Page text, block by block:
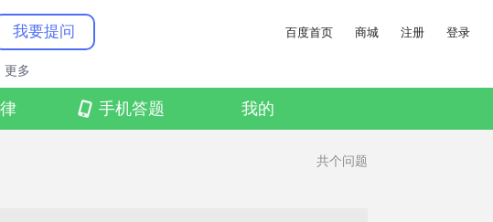
百度首页 商城 注册 登录
更多
我要提问
手机答题 我的
共个问题